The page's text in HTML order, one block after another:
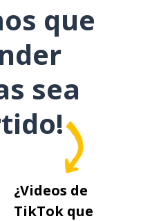
que
sea
¿Videos de
TikTok que